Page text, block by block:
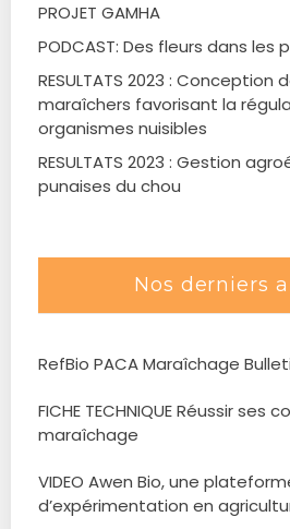
PROJET GAMHA
PODCAST: Des fleurs dans les
RESULTATS 2023 : Conception
maraîchers favorisant la
organismes nuisibles
RESULTATS 2023 : Gestion
punaises du chou
Nos derniers
RefBio PACA Maraîchage
FICHE TECHNIQUE Réussir ses couverts végétaux en
maraîchage
VIDEO Awen Bio, une
d’expérimentation en